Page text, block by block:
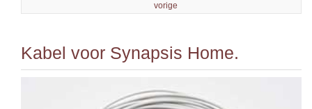
vorige
Kabel voor Synapsis Home.